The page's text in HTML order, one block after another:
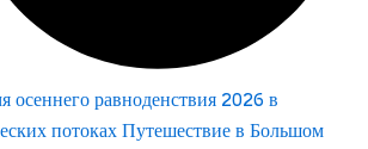
осеннего равноденствия 2026 в
потоках Путешествие в Большом